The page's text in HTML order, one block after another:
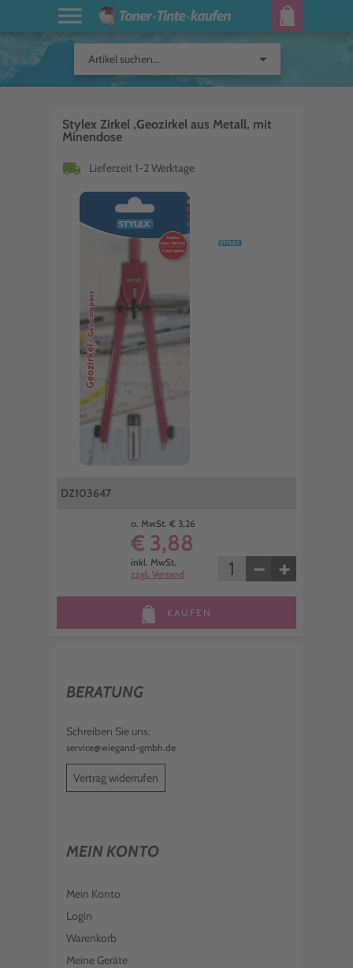
Artikel suchen... arrow_drop_down
Stylex Zirkel ,Geozirkel aus Metall, mit
Minendose
local_shipping Lieferzeit 1-2 Werktage
DZ103647
o. MwSt. € 3,26
€ 3,88
inkl. MwSt.
zzgl. Versand
− +
KAUFEN
BERATUNG
Schreiben Sie uns:
service@wiegand-gmbh.de
Vertrag widerrufen
MEIN KONTO
Mein Konto
Login
Warenkorb
Meine Geräte